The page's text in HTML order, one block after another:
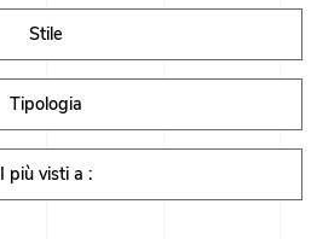
Stile
Tipologia
I più visti a :